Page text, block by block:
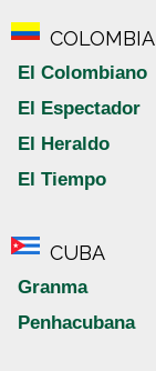
COLOMBIA
El Colombiano
El Espectador
El Heraldo
El Tiempo
CUBA
Granma
Penhacubana